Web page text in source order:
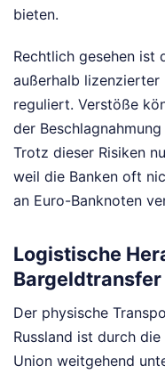
bieten.
Rechtlich gesehen ist
außerhalb lizenzierter
reguliert. Verstöße
der
Trotz dieser Risiken
weil die Banken oft
an Euro-Banknoten
Logistische
Bargeldtransfer
Der physische
Russland ist durch
Union weitgehend